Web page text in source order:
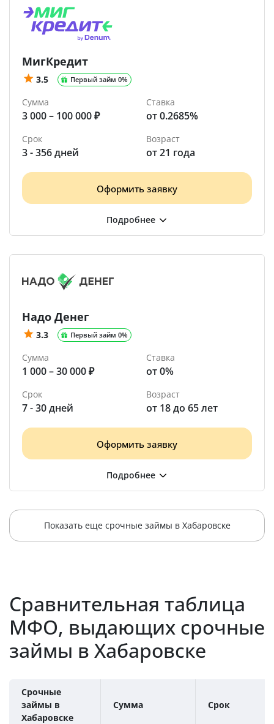
МигКредит
3.5 Первый займ 0%
Сумма
3 000 – 100 000 ₽
Ставка
от 0.2685%
Срок
3 - 356 дней
Возраст
от 21 года
Оформить заявку
Надо Денег
3.3 Первый займ 0%
Сумма
1 000 – 30 000 ₽
Ставка
от 0%
Срок
7 - 30 дней
Возраст
от 18 до 65 лет
Оформить заявку
Показать еще срочные займы в Хабаровске
Сравнительная таблица
МФО, выдающих срочные
займы в Хабаровске
Срочные
займы в
Хабаровске
Сумма Срок